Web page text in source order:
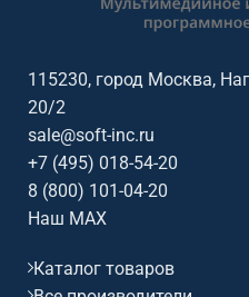
115230, город Москва,
20/2
sale@soft-inc.ru
+7 (495) 018-54-20
8 (800) 101-04-20
Наш MAX
Каталог товаров